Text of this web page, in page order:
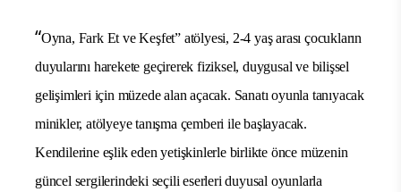
“Oyna, Fark Et ve Keşfet” atölyesi, 2-4 yaş arası çocukların
duyularını harekete geçirerek fiziksel, duygusal ve bilişsel
gelişimleri için müzede alan açacak. Sanatı oyunla tanıyacak
minikler, atölyeye tanışma çemberi ile başlayacak.
Kendilerine eşlik eden yetişkinlerle birlikte önce müzenin
güncel sergilerindeki seçili eserleri duyusal oyunlarla